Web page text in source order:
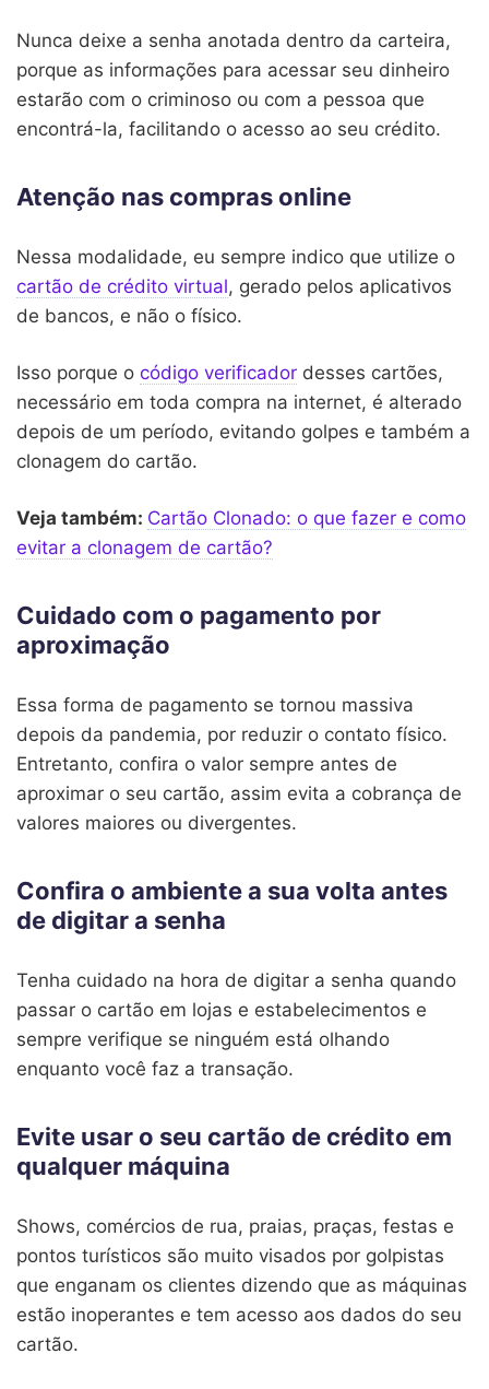
Nunca deixe a senha anotada dentro da carteira,
porque as informações para acessar seu dinheiro
estarão com o criminoso ou com a pessoa que
encontrá-la, facilitando o acesso ao seu crédito.
Atenção nas compras online
Nessa modalidade, eu sempre indico que utilize o
cartão de crédito virtual, gerado pelos aplicativos
de bancos, e não o físico.
Isso porque o código verificador desses cartões,
necessário em toda compra na internet, é alterado
depois de um período, evitando golpes e também a
clonagem do cartão.
Veja também: Cartão Clonado: o que fazer e como
evitar a clonagem de cartão?
Cuidado com o pagamento por
aproximação
Essa forma de pagamento se tornou massiva
depois da pandemia, por reduzir o contato físico.
Entretanto, confira o valor sempre antes de
aproximar o seu cartão, assim evita a cobrança de
valores maiores ou divergentes.
Confira o ambiente a sua volta antes
de digitar a senha
Tenha cuidado na hora de digitar a senha quando
passar o cartão em lojas e estabelecimentos e
sempre verifique se ninguém está olhando
enquanto você faz a transação.
Evite usar o seu cartão de crédito em
qualquer máquina
Shows, comércios de rua, praias, praças, festas e
pontos turísticos são muito visados por golpistas
que enganam os clientes dizendo que as máquinas
estão inoperantes e tem acesso aos dados do seu
cartão.